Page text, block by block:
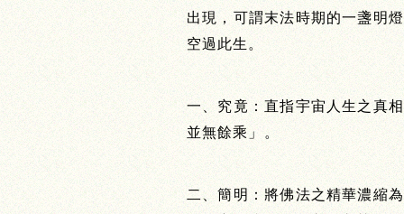
出現，可謂末法時期的一盞明
空過此生。
一、究竟 ：直指宇宙人生之真
並無餘乘」。
二、簡明 ：將佛法之精華濃縮